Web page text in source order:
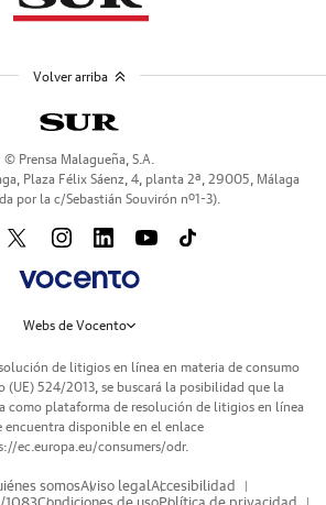
© Prensa Malagueña, S.A.
Plaza Félix Sáenz, 4, planta 2ª, 29005, Málaga
por la c/Sebastián Souvirón nº1-3).
Webs de Vocento
de litigios en línea en materia de consumo
(UE) 524/2013, se buscará la posibilidad que la
como plataforma de resolución de litigios en línea
encuentra disponible en el enlace
ec.europa.eu/consumers/odr.
somosAviso legal Accesibilidad
Volver arriba